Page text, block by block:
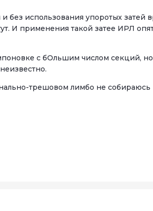
без использования упоротых затей
И применения такой затее ИРЛ
с бОльшим числом секций,
трешовом лимбо не собираюсь